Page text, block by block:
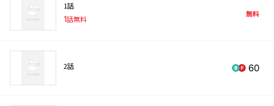
1話
1話無料
無料
2話 60